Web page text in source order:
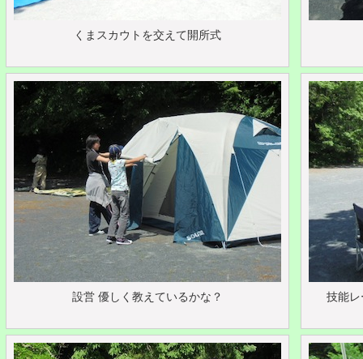
くまスカウトを交えて開所式
設営 優しく教えているかな？ 技能レ